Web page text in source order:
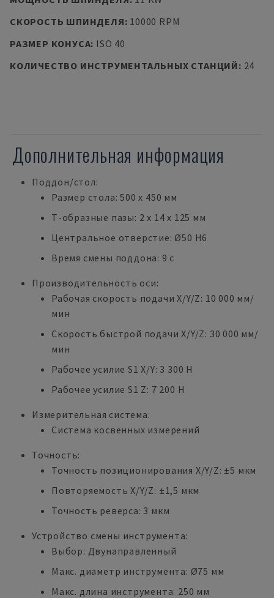
СКОРОСТЬ ШПИНДЕЛЯ: 10000 RPM
РАЗМЕР КОНУСА: ISO 40
КОЛИЧЕСТВО ИНСТРУМЕНТАЛЬНЫХ СТАНЦИЙ: 24
Дополнительная информация
Поддон/стол:
Размер стола: 500 x 450 мм
Т-образные пазы: 2 x 14 x 125 мм
Центральное отверстие: Ø50 H6
Время смены поддона: 9 с
Производительность оси:
Рабочая скорость подачи X/Y/Z: 10 000 мм/
мин
Скорость быстрой подачи X/Y/Z: 30 000 мм/
мин
Рабочее усилие S1 X/Y: 3 300 Н
Рабочее усилие S1 Z: 7 200 Н
Измерительная система:
Система косвенных измерений
Точность:
Точность позиционирования X/Y/Z: ±5 мкм
Повторяемость X/Y/Z: ±1,5 мкм
Точность реверса: 3 мкм
Устройство смены инструмента:
Выбор: Двунаправленный
Макс. диаметр инструмента: Ø75 мм
Макс. длина инструмента: 250 мм